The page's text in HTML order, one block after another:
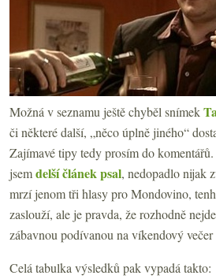
Možná v seznamu ještě chyběl snímek
či některé další, „něco úplně jiného“
Zajímavé tipy tedy prosím do komentářů.
jsemdelší článek psal, nedopadlo nijak
mrzí jenom tři hlasy pro Mondovino,
zaslouží, ale je pravda, že rozhodně
zábavnou podívanou na víkendový
Celá tabulka výsledků pak vypadá takto: